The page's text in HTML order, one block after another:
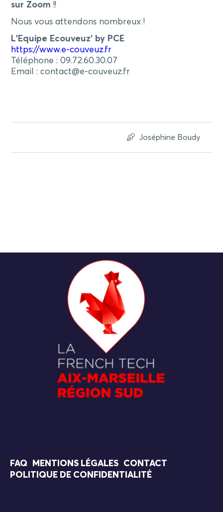
sur Zoom !!
Nous vous attendons nombreux !
L’Equipe Ecouveuz’ by PCE
https://www.e-couveuz.fr
Téléphone : 09.72.60.30.07
Email : contact@e-couveuz.fr
Joséphine Boudy
FAQ MENTIONS LÉGALES
CONTACT
POLITIQUE DE CONFIDENTIALITÉ